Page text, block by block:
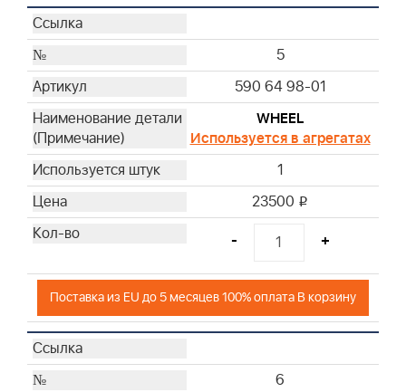
5
590 64 98-01
WHEEL
Используется в агрегатах
1
23500 i
- +
Поставка из EU до 5 месяцев 100% оплата В корзину
6